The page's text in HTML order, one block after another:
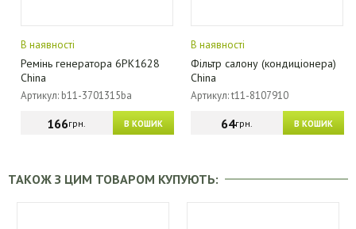
В наявності
Ремінь генератора 6PK1628
China
Артикул: b11-3701315ba
В КОШИК
166грн.
В наявності
Фільтр салону (кондиціонера)
China
Артикул: t11-8107910
В КОШИК
64грн.
ТАКОЖ З ЦИМ ТОВАРОМ КУПУЮТЬ: